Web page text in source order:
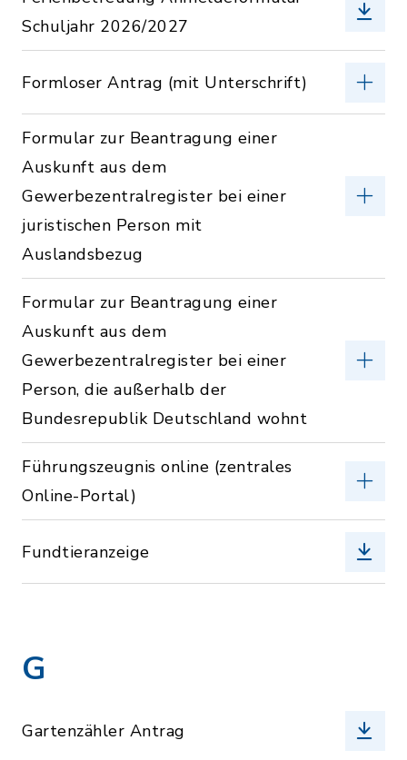
Schuljahr 2026/2027
Formloser Antrag (mit Unterschrift)
Formular zur Beantragung einer
Auskunft aus dem
Gewerbezentralregister bei einer
juristischen Person mit
Auslandsbezug
Formular zur Beantragung einer
Auskunft aus dem
Gewerbezentralregister bei einer
Person, die außerhalb der
Bundesrepublik Deutschland wohnt
Führungszeugnis online (zentrales
Online-Portal)
Fundtieranzeige
G
Gartenzähler Antrag